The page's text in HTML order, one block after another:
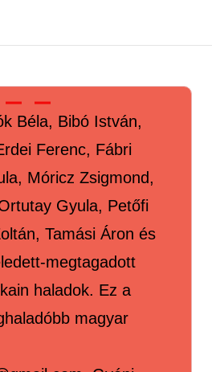
Béla, Bibó István,
Ferenc, Fábri
Móricz Zsigmond,
Gyula, Petőfi
Tamási Áron és
megtagadott
haladok. Ez a
magyar